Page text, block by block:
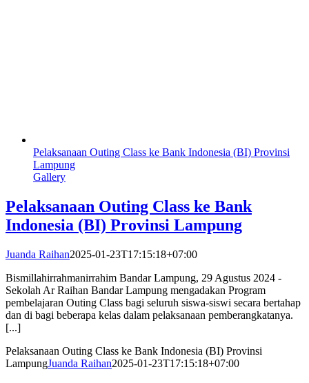
Pelaksanaan Outing Class ke Bank Indonesia (BI) Provinsi
Lampung
Gallery
Pelaksanaan Outing Class ke Bank
Indonesia (BI) Provinsi Lampung
Juanda Raihan2025-01-23T17:15:18+07:00
Bismillahirrahmanirrahim Bandar Lampung, 29 Agustus 2024 -
Sekolah Ar Raihan Bandar Lampung mengadakan Program
pembelajaran Outing Class bagi seluruh siswa-siswi secara bertahap
dan di bagi beberapa kelas dalam pelaksanaan pemberangkatanya.
[...]
Pelaksanaan Outing Class ke Bank Indonesia (BI) Provinsi
LampungJuanda Raihan2025-01-23T17:15:18+07:00